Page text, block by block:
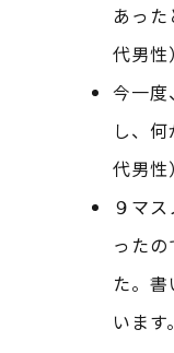
あっ
代男性）
今一
し、
代男性）
９マ
った
た。
います